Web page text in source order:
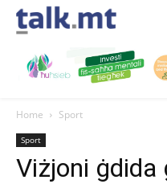
Home Sport
Sport
Viżjoni ġdida